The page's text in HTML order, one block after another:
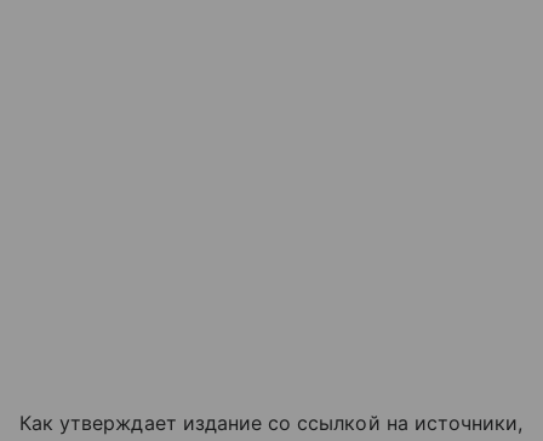
Как утверждает издание со ссылкой на источники,